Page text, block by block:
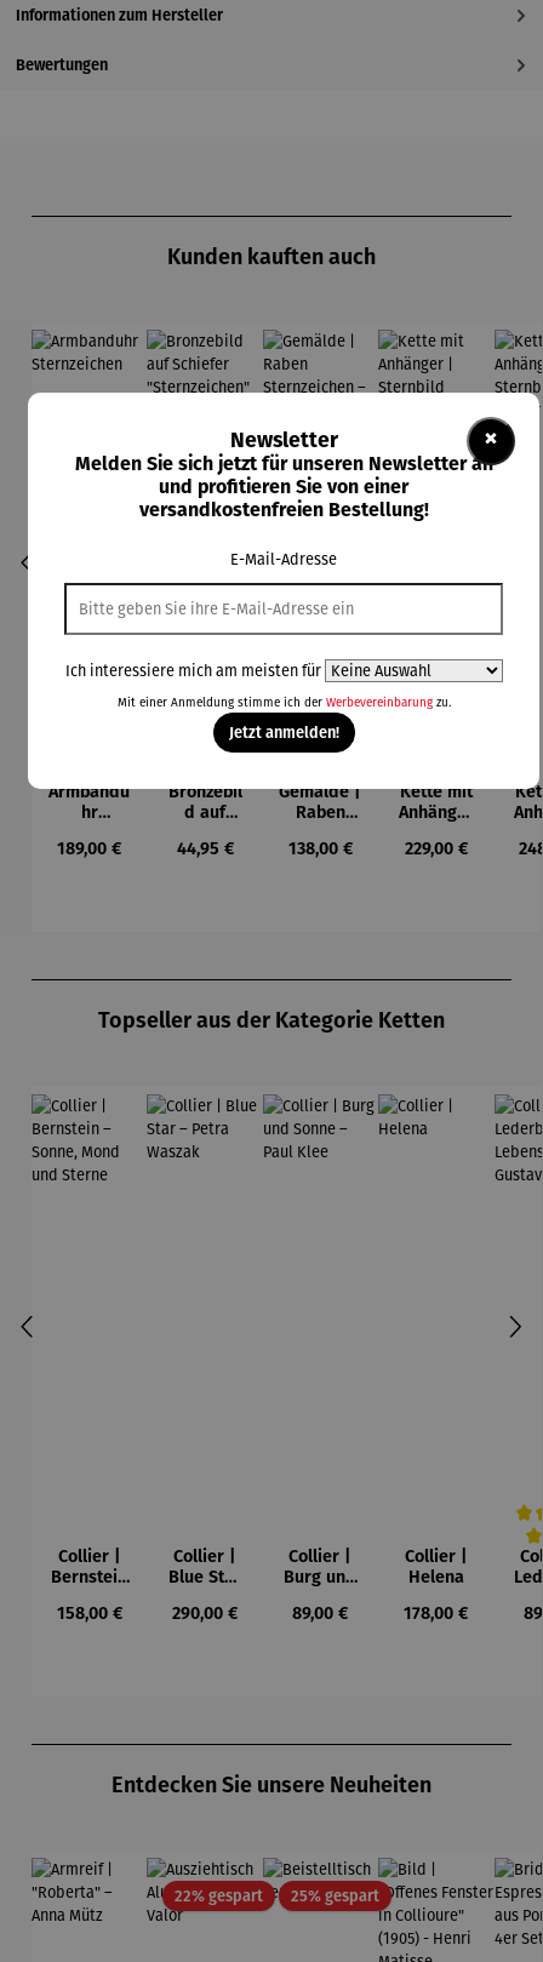
Informationen zum Hersteller
Bewertungen
Kunden kauften auch
Armbandu
hr
en
Regulärer Preis:
189,00 €
Bronzebil
d auf
"Sternzeic
Regulärer Preis:
44,95 €
Gemälde |
Raben
en –
Regulärer Preis:
138,00 €
Kette mit
Anhänger
Sternbild
Regulärer Preis:
229,00 €
|
Topseller aus der Kategorie Ketten
Collier |
Bernstein
Mond und
Regulärer Preis:
158,00 €
Collier |
Blue Star
Waszak
Regulärer Preis:
290,00 €
Collier |
Burg und
Paul Klee
Regulärer Preis:
89,00 €
Collier |
Helena
Regulärer Preis:
178,00 €
Entdecken Sie unsere Neuheiten
22% gespartRabatt25% gespartRabatt
×
Newsletter
Melden Sie sich jetzt für unseren Newsletter an
und profitieren Sie von einer
versandkostenfreien Bestellung!
E-Mail-Adresse
Ich interessiere mich am meisten für
Mit einer Anmeldung stimme ich der Werbevereinbarungzu.
Jetzt anmelden!